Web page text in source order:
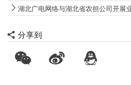
湖北广电网络与湖北省农担公司开展业务
分享到